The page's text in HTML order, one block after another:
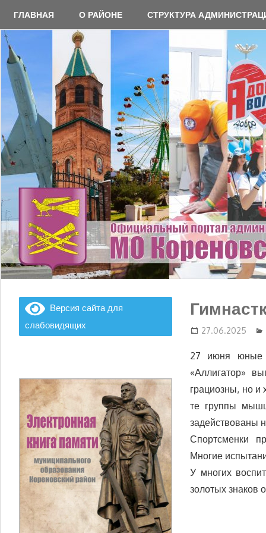
содержимому
ГЛАВНАЯ О РАЙОНЕ СТРУКТУРА
27.06.2025
27 июня юные
«Аллигатор»
грациозны, но и
те группы
задействованы
Спортсменки
Многие
У многих
золотых знаков
Версия сайта для
слабовидящих